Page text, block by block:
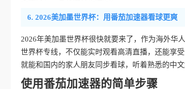
6. 2026美加墨世界杯：用番茄加速器看球更爽
2026年美加墨世界杯很快就要来了，作为海外华
世界杯专线，不仅能实时观看高清直播，还能享
就能和国内的家人朋友同步看球，听着熟悉的中
使用番茄加速器的简单步骤